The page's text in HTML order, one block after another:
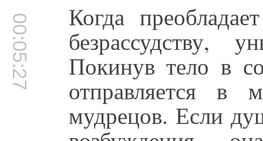
00:05:27 Когда
Покинув тело в
отправляется в
мудрецов. Если